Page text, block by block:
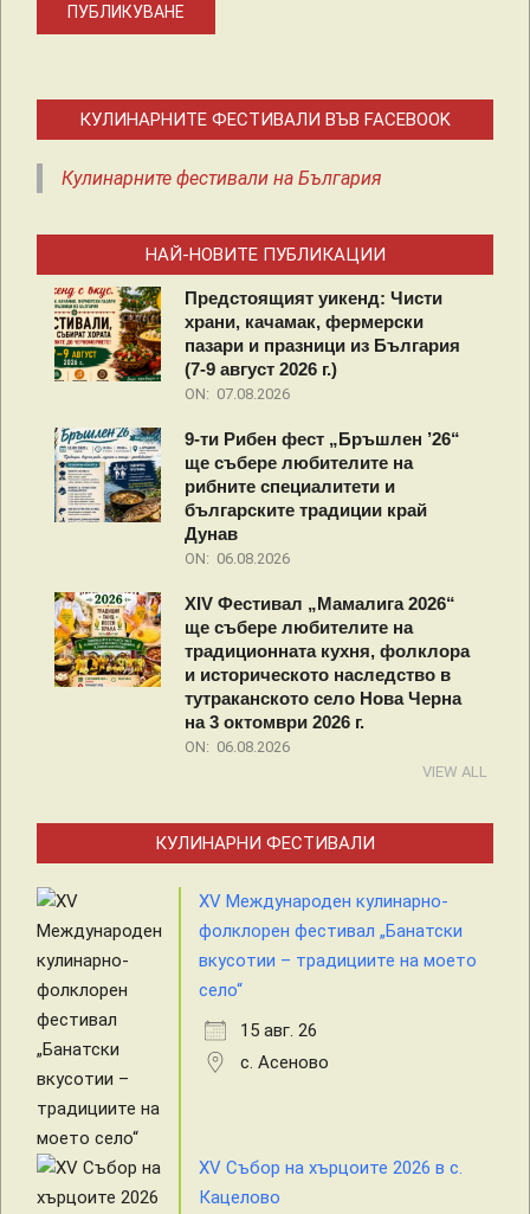
КУЛИНАРНИТЕ ФЕСТИВАЛИ ВЪВ FACEBOOK
Кулинарните фестивали на България
НАЙ-НОВИТЕ ПУБЛИКАЦИИ
Предстоящият уикенд: Чисти
храни, качамак, фермерски
пазари и празници из България
(7-9 август 2026 г.)
ON: 07.08.2026
9-ти Рибен фест „Бръшлен ’26“
ще събере любителите на
рибните специалитети и
българските традиции край
Дунав
ON: 06.08.2026
XIV Фестивал „Мамалига 2026“
ще събере любителите на
традиционната кухня, фолклора
и историческото наследство в
тутраканското село Нова Черна
на 3 октомври 2026 г.
ON: 06.08.2026
VIEW ALL
КУЛИНАРНИ ФЕСТИВАЛИ
XV Международен кулинарно-
фолклорен фестивал „Банатски
вкусотии – традициите на моето
село“
15 авг. 26
с. Асеново
XV Събор на хърцоите 2026 в с.
Кацелово